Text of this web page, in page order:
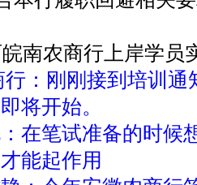
南农商行上岸学员
行 ： 刚刚接到培训通
将开始。
： 在笔试准备的时候
能起作用